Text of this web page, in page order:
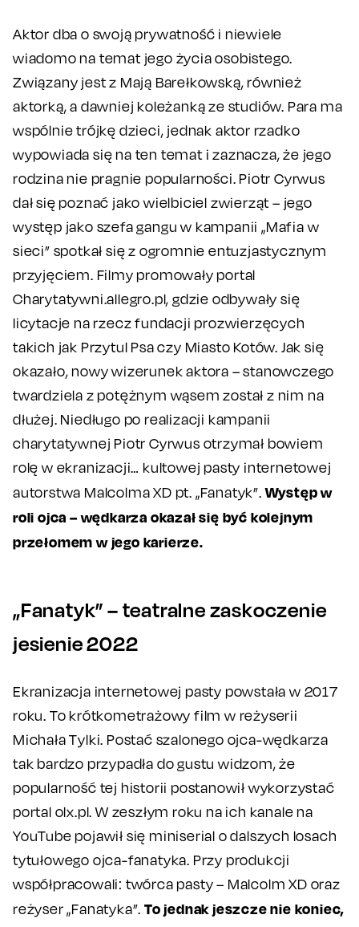
Aktor dba o swoją prywatność i niewiele
wiadomo na temat jego życia osobistego.
Związany jest z Mają Barełkowską, również
aktorką, a dawniej koleżanką ze studiów. Para ma
wspólnie trójkę dzieci, jednak aktor rzadko
wypowiada się na ten temat i zaznacza, że jego
rodzina nie pragnie popularności. Piotr Cyrwus
dał się poznać jako wielbiciel zwierząt – jego
występ jako szefa gangu w kampanii „Mafia w
sieci” spotkał się z ogromnie entuzjastycznym
przyjęciem. Filmy promowały portal
Charytatywni.allegro.pl, gdzie odbywały się
licytacje na rzecz fundacji prozwierzęcych
takich jak Przytul Psa czy Miasto Kotów. Jak się
okazało, nowy wizerunek aktora – stanowczego
twardziela z potężnym wąsem został z nim na
dłużej. Niedługo po realizacji kampanii
charytatywnej Piotr Cyrwus otrzymał bowiem
rolę w ekranizacji… kultowej pasty internetowej
autorstwa Malcolma XD pt. „Fanatyk”.Występ w
roli ojca – wędkarza okazał się być kolejnym
przełomem w jego karierze.
„Fanatyk” – teatralne zaskoczenie
jesienie 2022
Ekranizacja internetowej pasty powstała w 2017
roku. To krótkometrażowy film w reżyserii
Michała Tylki. Postać szalonego ojca-wędkarza
tak bardzo przypadła do gustu widzom, że
popularność tej historii postanowił wykorzystać
portal olx.pl. W zeszłym roku na ich kanale na
YouTube pojawił się miniserial o dalszych losach
tytułowego ojca-fanatyka. Przy produkcji
współpracowali: twórca pasty – Malcolm XD oraz
reżyser „Fanatyka”.To jednak jeszcze nie koniec,